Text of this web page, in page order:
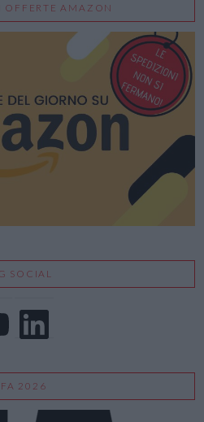
OFFERTE AMAZON
SOCIAL
LinkedIn
2026